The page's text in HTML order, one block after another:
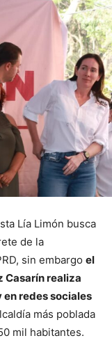
Lía Limón busca
de la
sin embargo el
Casarín realiza
redes sociales
más poblada
mil habitantes.